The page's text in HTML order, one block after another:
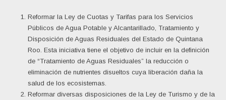
Reformar la Ley de Cuotas y Tarifas para los Servicios
Públicos de Agua Potable y Alcantarillado, Tratamiento y
Disposición de Aguas Residuales del Estado de Quintana
Roo. Esta iniciativa tiene el objetivo de incluir en la definición
de “Tratamiento de Aguas Residuales” la reducción o
eliminación de nutrientes disueltos cuya liberación daña la
salud de los ecosistemas.
Reformar diversas disposiciones de la Ley de Turismo y de la